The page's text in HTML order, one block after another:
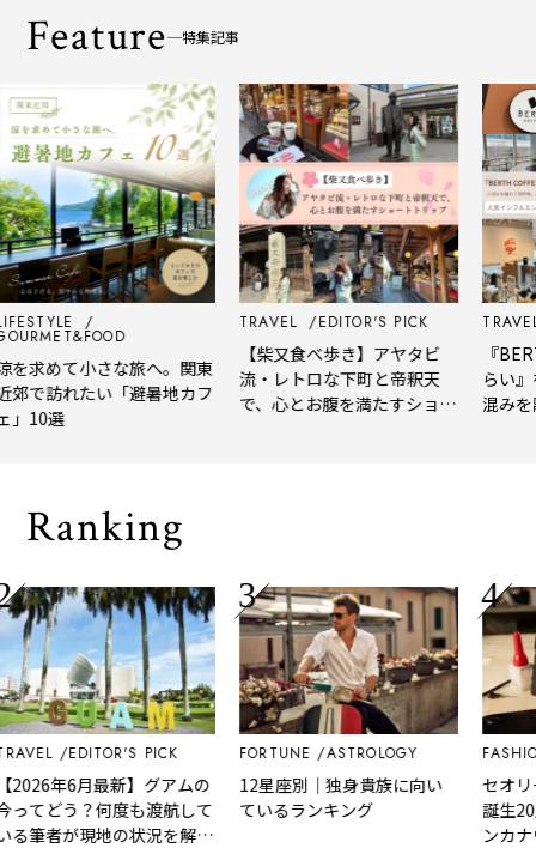
Feature 特集記事
求めて小さな旅へ。関東
で訪れたい「避暑地カフ
10選
TRAVEL EDITOR'S PICK
【柴又食べ歩き】アヤタビ
流・レトロな下町と帝釈天
で、心とお腹を満たすショー
TRAVEL
『
らい』
混みを
Ranking
EDITOR'S PICK
年6月最新】グアムの
てどう？何度も渡航して
筆者が現地の状況を解
FORTUNE ASTROLOGY
12星座別｜独身貴族に向い
ているランキング
FASHION
セオリ
誕生20
ンカナ